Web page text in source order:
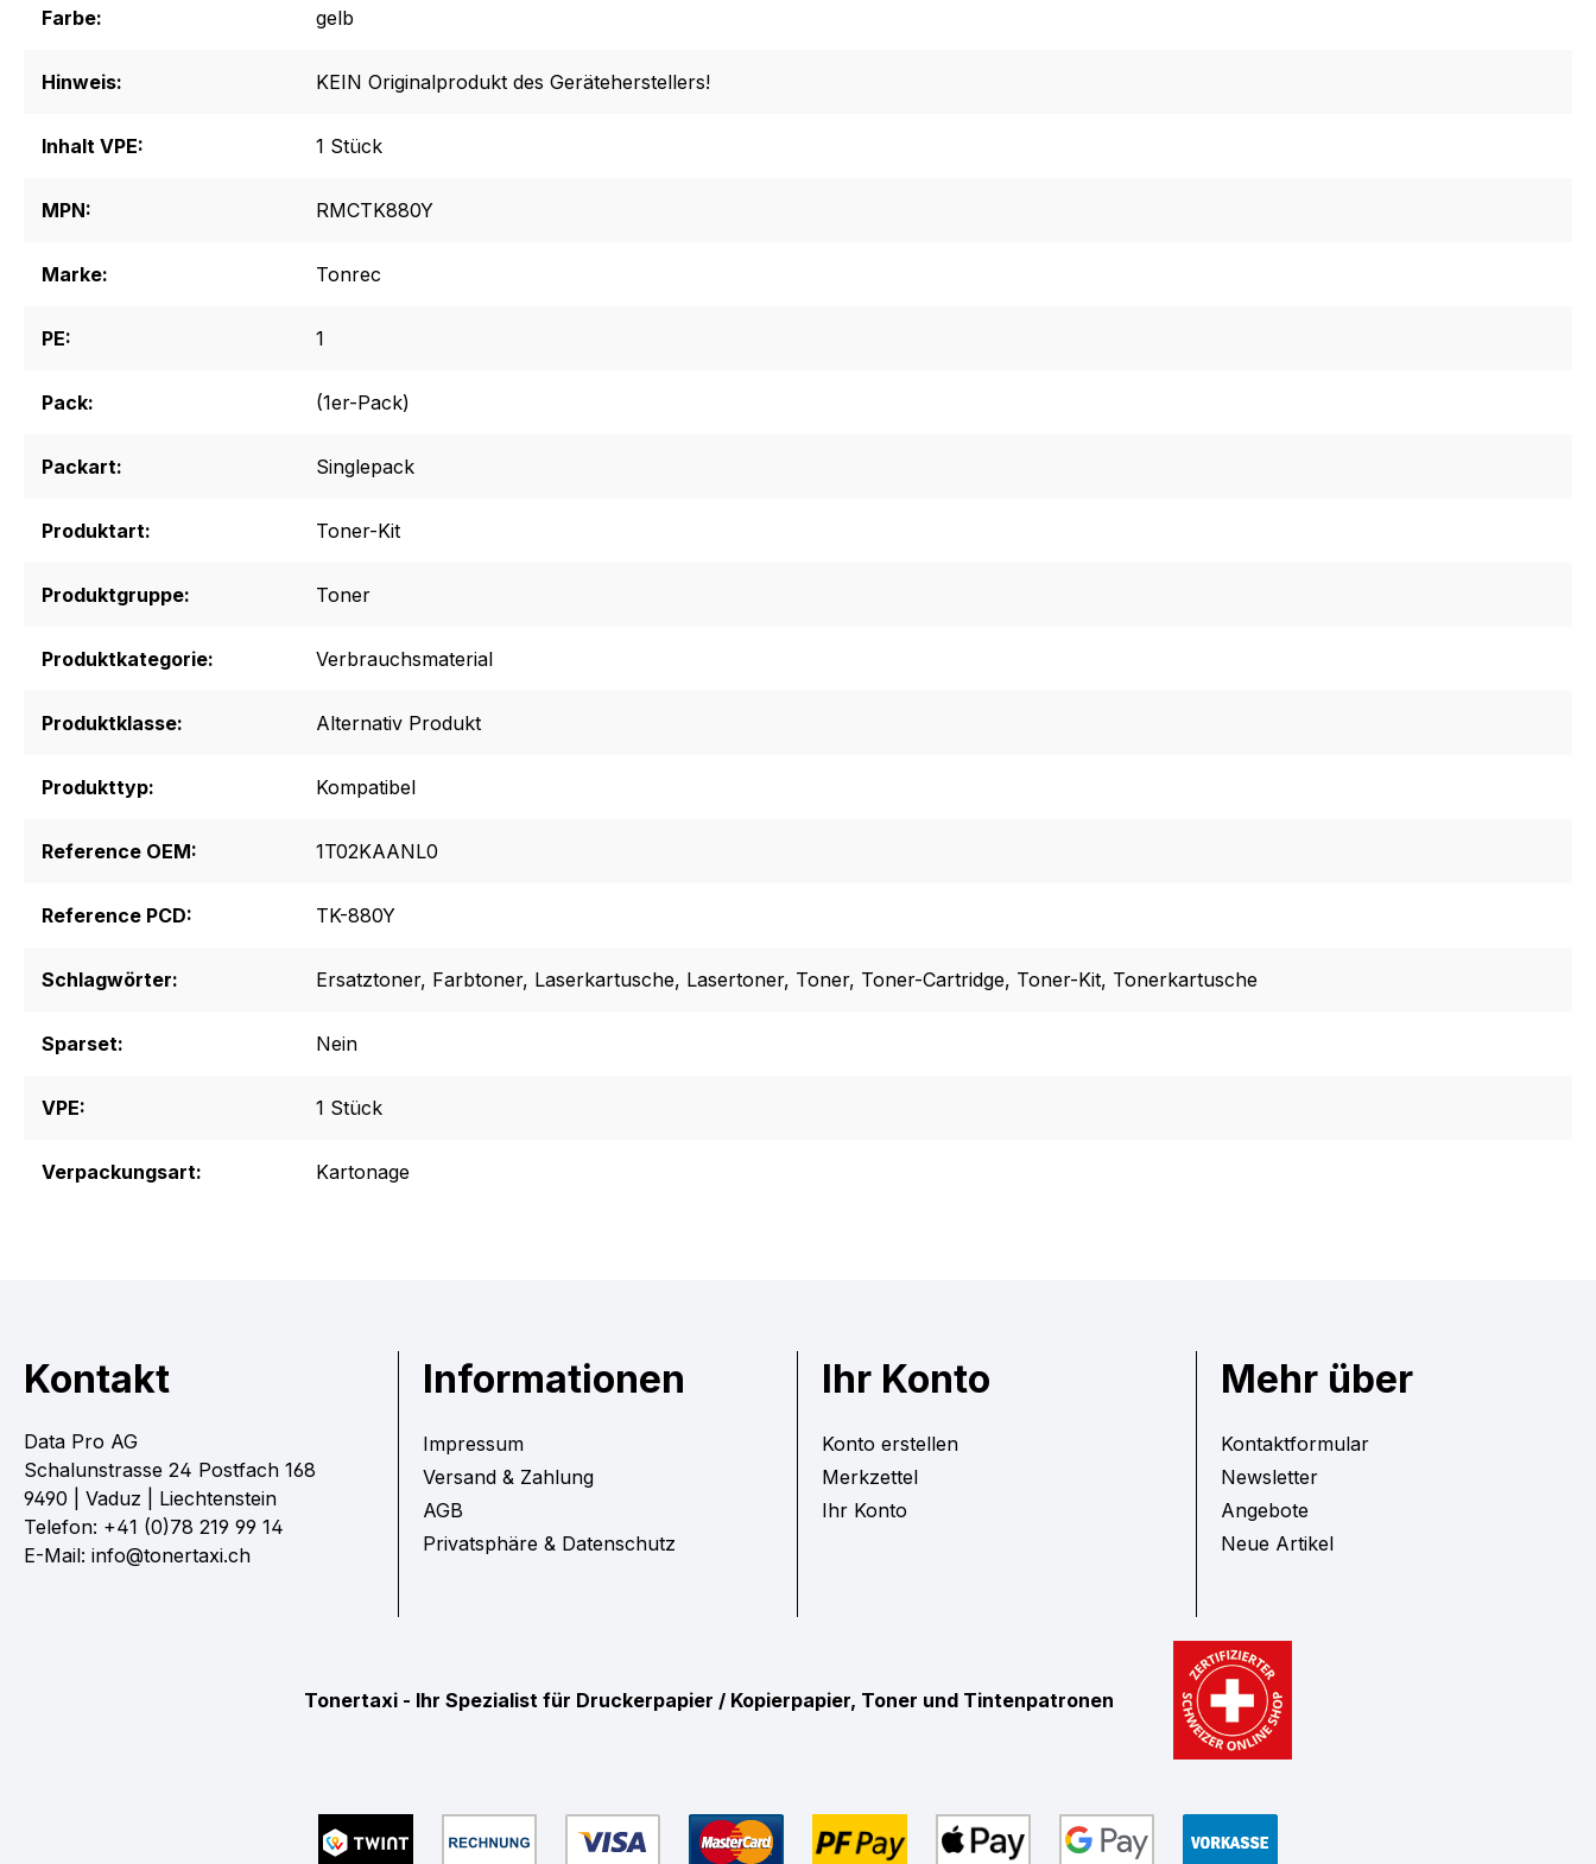
Farbe: gelb
Hinweis: KEIN Originalprodukt des Geräteherstellers!
Inhalt VPE: 1 Stück
MPN: RMCTK880Y
Marke: Tonrec
PE: 1
Pack: (1er-Pack)
Packart: Singlepack
Produktart: Toner-Kit
Produktgruppe: Toner
Produktkategorie: Verbrauchsmaterial
Produktklasse: Alternativ Produkt
Produkttyp: Kompatibel
Reference OEM: 1T02KAANL0
Reference PCD: TK-880Y
Schlagwörter: Ersatztoner, Farbtoner, Laserkartusche, Lasertoner, Toner, Toner-Cartridge, Toner-Kit, Tonerkartusche
Sparset: Nein
VPE: 1 Stück
Verpackungsart: Kartonage
Kontakt
Data Pro AG
Schalunstrasse 24 Postfach 168
9490 | Vaduz | Liechtenstein
Telefon: +41 (0)78 219 99 14
E-Mail: info@tonertaxi.ch
Informationen
Impressum
Versand & Zahlung
AGB
Privatsphäre & Datenschutz
Ihr Konto
Konto erstellen
Merkzettel
Ihr Konto
Mehr über
Kontaktformular
Newsletter
Angebote
Neue Artikel
Tonertaxi - Ihr Spezialist für Druckerpapier / Kopierpapier, Toner und Tintenpatronen